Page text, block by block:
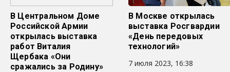
В Центральном Доме
Российской Армии
открылась выставка
работ Виталия
Щербака «Они
сражались за Родину»
В Москве открылась
выставка Росгвардии
«День передовых
технологий»
7 июля 2023, 16:38